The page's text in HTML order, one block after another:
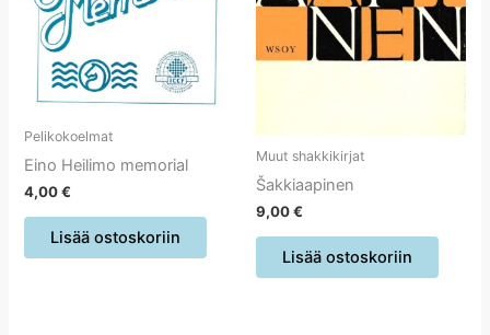
Pelikokoelmat
Eino Heilimo memorial
4,00€
Lisää ostoskoriin
Muut shakkikirjat
Šakkiaapinen
9,00€
Lisää ostoskoriin